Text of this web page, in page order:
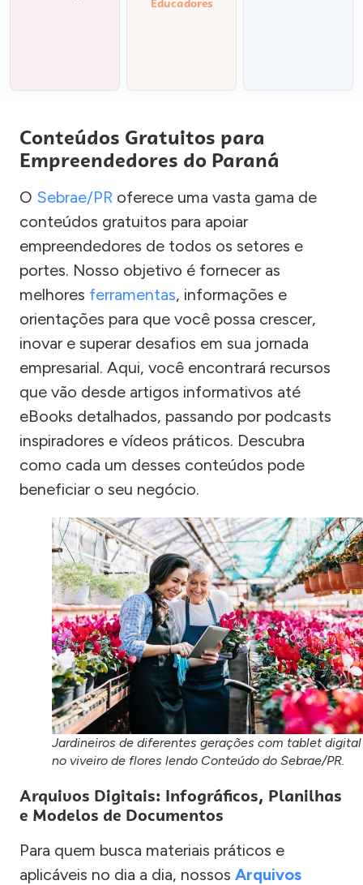
Educadores
Conteúdos Gratuitos para
Empreendedores do Paraná
O Sebrae/PR oferece uma vasta gama de
conteúdos gratuitos para apoiar
empreendedores de todos os setores e
portes. Nosso objetivo é fornecer as
melhores ferramentas, informações e
orientações para que você possa crescer,
inovar e superar desafios em sua jornada
empresarial. Aqui, você encontrará recursos
que vão desde artigos informativos até
eBooks detalhados, passando por podcasts
inspiradores e vídeos práticos. Descubra
como cada um desses conteúdos pode
beneficiar o seu negócio.
Jardineiros de diferentes gerações com tablet digital
no viveiro de flores lendo Conteúdo do Sebrae/PR.
Arquivos Digitais: Infográficos, Planilhas
e Modelos de Documentos
Para quem busca materiais práticos e
aplicáveis no dia a dia, nossos Arquivos